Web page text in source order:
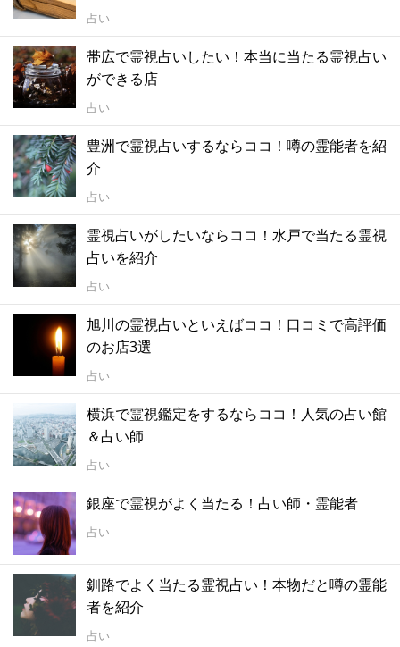
占い
帯広で霊視占いしたい！本当に当たる霊視占い
ができる店
占い
豊洲で霊視占いするならココ！噂の霊能者を紹
介
占い
霊視占いがしたいならココ！水戸で当たる霊視
占いを紹介
占い
旭川の霊視占いといえばココ！口コミで高評価
のお店3選
占い
横浜で霊視鑑定をするならココ！人気の占い館
＆占い師
占い
銀座で霊視がよく当たる！占い師・霊能者
占い
釧路でよく当たる霊視占い！本物だと噂の霊能
者を紹介
占い